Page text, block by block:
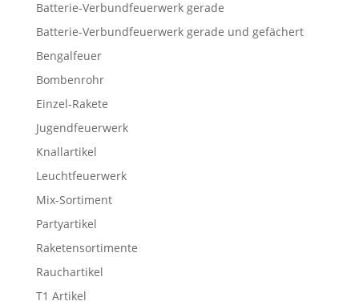
Batterie-Verbundfeuerwerk gerade
Batterie-Verbundfeuerwerk gerade und gefächert
Bengalfeuer
Bombenrohr
Einzel-Rakete
Jugendfeuerwerk
Knallartikel
Leuchtfeuerwerk
Mix-Sortiment
Partyartikel
Raketensortimente
Rauchartikel
T1 Artikel